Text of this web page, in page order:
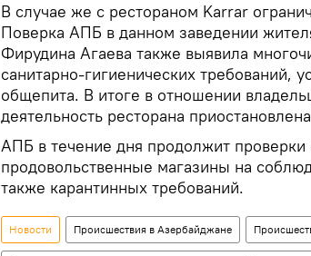
В случае же с рестораном Karrar
Поверка АПБ в данном заведении
Фирудина Агаева также выявила
санитарно-гигиенических требований,
общепита. В итоге в отношении
деятельность ресторана
АПБ в течение дня продолжит проверки
продовольственные магазины на
также карантинных требований.
Новости Происшествия в Азербайджане